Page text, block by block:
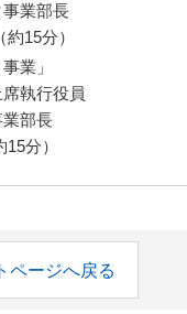
業部長
15分）
業」
執行役員
業部長
分）
ページへ戻る